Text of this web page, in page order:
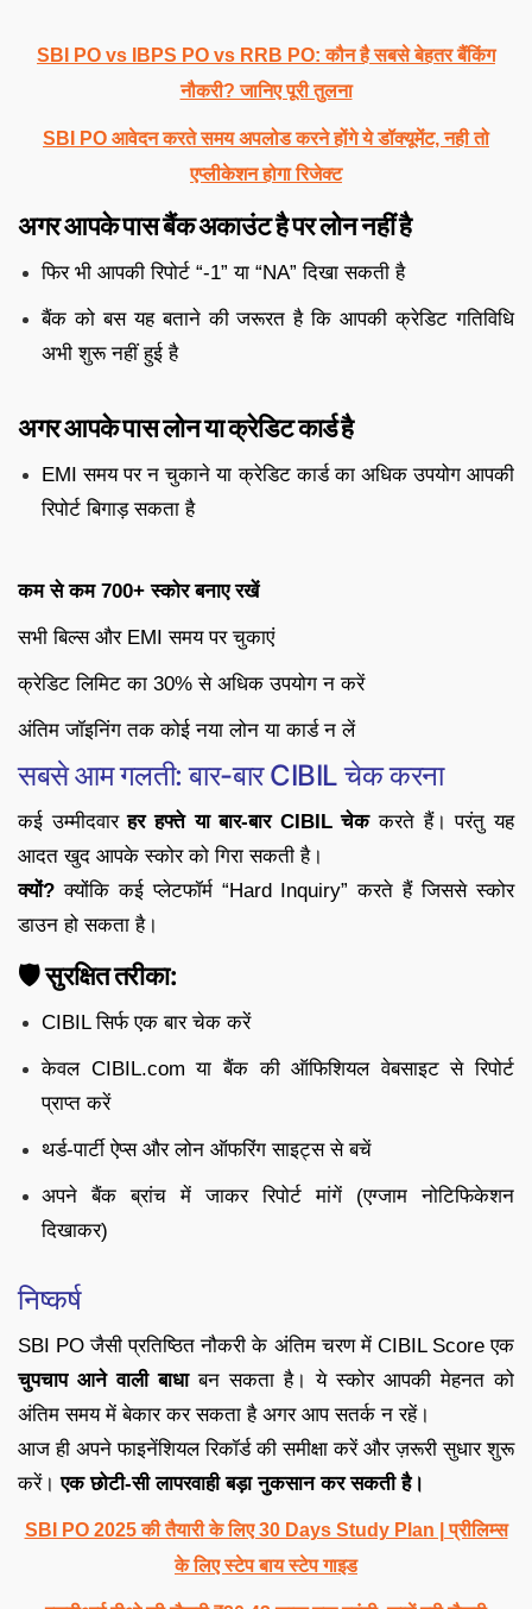
SBI PO vs IBPS PO vs RRB PO: कौन है सबसे बेहतर बैंकिंग
नौकरी? जानिए पूरी तुलना
SBI PO आवेदन करते समय अपलोड करने होंगे ये डॉक्यूमेंट, नही तो
एप्लीकेशन होगा रिजेक्ट
अगर आपके पास बैंक अकाउंट है पर लोन नहीं है
फिर भी आपकी रिपोर्ट “-1” या “NA” दिखा सकती है
बैंक को बस यह बताने की जरूरत है कि आपकी क्रेडिट गतिविधि
अभी शुरू नहीं हुई है
अगर आपके पास लोन या क्रेडिट कार्ड है
EMI समय पर न चुकाने या क्रेडिट कार्ड का अधिक उपयोग आपकी
रिपोर्ट बिगाड़ सकता है
कम से कम 700+ स्कोर बनाए रखें
सभी बिल्स और EMI समय पर चुकाएं
क्रेडिट लिमिट का 30% से अधिक उपयोग न करें
अंतिम जॉइनिंग तक कोई नया लोन या कार्ड न लें
सबसे आम गलती: बार-बार CIBIL चेक करना
कई उम्मीदवारहर हफ्ते या बार-बार CIBIL चेककरते हैं। परंतु यह
आदत खुद आपके स्कोर को गिरा सकती है।
क्यों? क्योंकि कई प्लेटफॉर्म “Hard Inquiry” करते हैं जिससे स्कोर
डाउन हो सकता है।
🛡️ सुरक्षित तरीका:
CIBIL सिर्फ एक बार चेक करें
केवल CIBIL.com या बैंक की ऑफिशियल वेबसाइट से रिपोर्ट
प्राप्त करें
थर्ड-पार्टी ऐप्स और लोन ऑफरिंग साइट्स से बचें
अपने बैंक ब्रांच में जाकर रिपोर्ट मांगें (एग्जाम नोटिफिकेशन
दिखाकर)
निष्कर्ष
SBI PO जैसी प्रतिष्ठित नौकरी के अंतिम चरण में CIBIL Score एक
चुपचाप आने वाली बाधाबन सकता है। ये स्कोर आपकी मेहनत को
अंतिम समय में बेकार कर सकता है अगर आप सतर्क न रहें।
आज ही अपने फाइनेंशियल रिकॉर्ड की समीक्षा करें और ज़रूरी सुधार शुरू
करें।एक छोटी-सी लापरवाही बड़ा नुकसान कर सकती है।
SBI PO 2025 की तैयारी के लिए 30 Days Study Plan | प्रीलिम्स
के लिए स्टेप बाय स्टेप गाइड